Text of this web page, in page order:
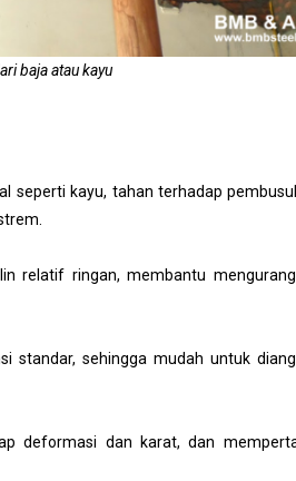
baja atau kayu
seperti kayu, tahan terhadap
relatif ringan, membantu
standar, sehingga mudah untuk
deformasi dan karat, dan